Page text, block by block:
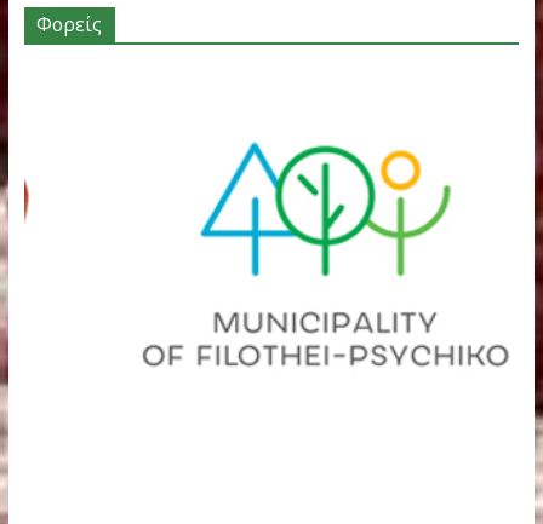
Χορηγοί – Υποστηρικτές